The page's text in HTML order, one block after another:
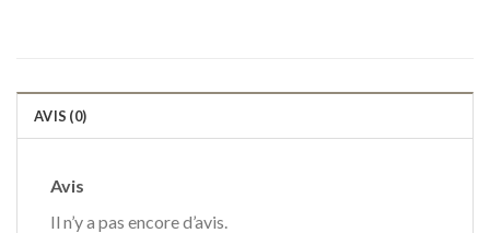
AVIS (0)
Avis
Il n’y a pas encore d’avis.